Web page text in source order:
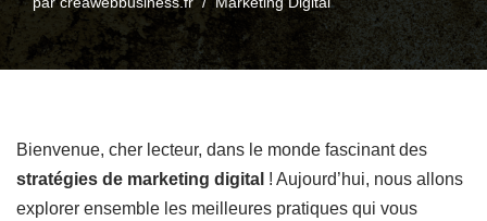
Bienvenue, cher lecteur, dans le monde fascinant des
stratégies de marketing digital ! Aujourd’hui, nous allons
explorer ensemble les meilleures pratiques qui vous